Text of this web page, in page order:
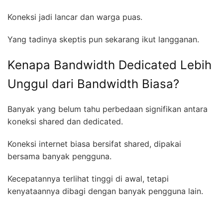
Koneksi jadi lancar dan warga puas.
Yang tadinya skeptis pun sekarang ikut langganan.
Kenapa Bandwidth Dedicated Lebih
Unggul dari Bandwidth Biasa?
Banyak yang belum tahu perbedaan signifikan antara
koneksi shared dan dedicated.
Koneksi internet biasa bersifat shared, dipakai
bersama banyak pengguna.
Kecepatannya terlihat tinggi di awal, tetapi
kenyataannya dibagi dengan banyak pengguna lain.